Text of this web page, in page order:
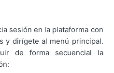
sesión en la plataforma con
y dirígete al menú principal.
de forma secuencial la